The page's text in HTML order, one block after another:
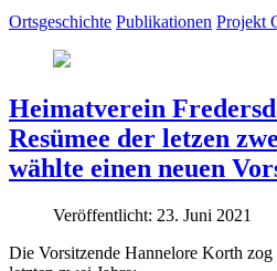
Ortsgeschichte Publikationen Projekt
Heimatverein
Resümee der letzen
wählte einen neuen
Veröffentlicht: 23. Juni 2021
Die Vorsitzende Hannelore Korth